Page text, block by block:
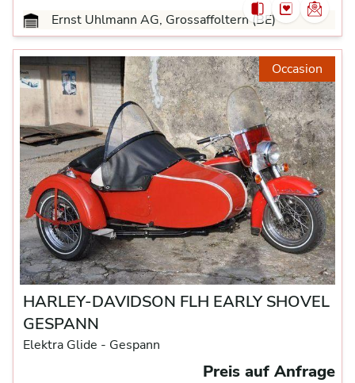
Ernst Uhlmann AG, Grossaffoltern (BE)
Occasion
HARLEY-DAVIDSON FLH EARLY SHOVEL
GESPANN
Elektra Glide - Gespann
Preis auf Anfrage